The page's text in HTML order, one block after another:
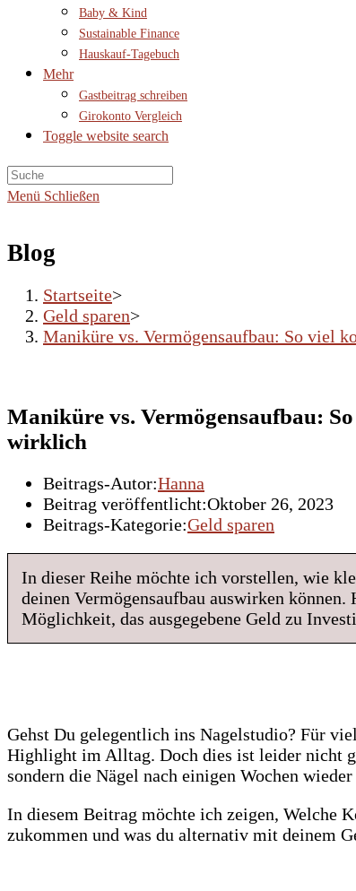
Baby & Kind
Sustainable Finance
Hauskauf-Tagebuch
Mehr
Gastbeitrag schreiben
Girokonto Vergleich
Toggle website search
Menü Schließen
Blog
Startseite>
Geld sparen>
Maniküre vs. Vermögensaufbau: So viel
Maniküre vs. Vermögensaufbau:
wirklich
Beitrags-Autor:Hanna
Beitrag veröffentlicht:Oktober 26, 2023
Beitrags-Kategorie:Geld sparen
In dieser Reihe möchte ich vorstellen, wie
deinen Vermögensaufbau auswirken
Möglichkeit, das ausgegebene Geld zu
Gehst Du gelegentlich ins Nagelstudio? Für
Highlight im Alltag. Doch dies ist leider nicht
sondern die Nägel nach einigen Wochen
In diesem Beitrag möchte ich zeigen, Welche
zukommen und was du alternativ mit deinem